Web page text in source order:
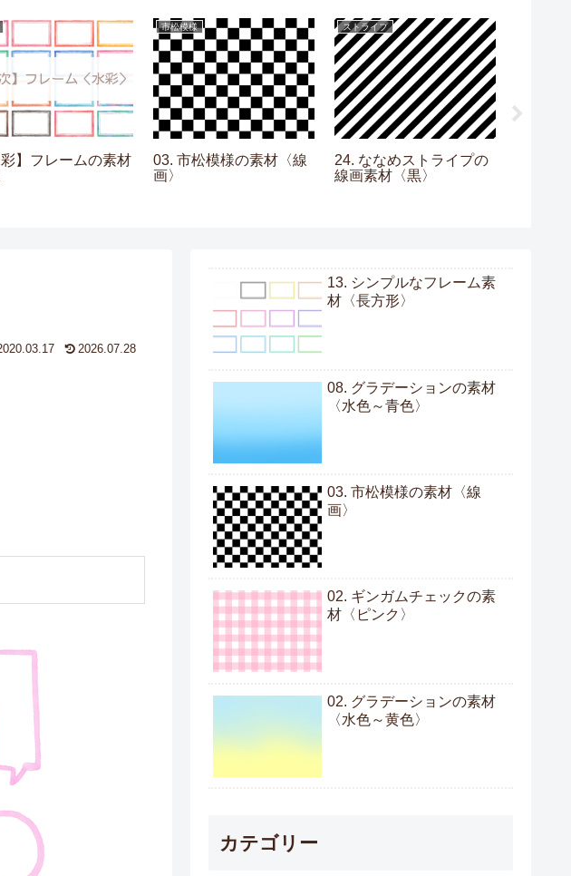
彩】フレームの素材
市松模様
03. 市松模様の素材〈線
画〉
ストライプ
24. ななめストライプの
線画素材〈黒〉
2026.07.28
13. シンプルなフレーム素
材〈長方形〉
08. グラデーションの素材
〈水色～青色〉
03. 市松模様の素材〈線
画〉
02. ギンガムチェックの素
材〈ピンク〉
02. グラデーションの素材
〈水色～黄色〉
カテゴリー